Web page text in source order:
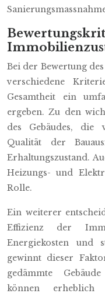
Bei der Bewertung
verschiedene
Gesamtheit ein
ergeben. Zu den
des Gebäudes, die
Qualität der
Erhaltungszustand.
Heizungs- und
Rolle.
Ein weiterer
Effizienz der
Energiekosten und
gewinnt dieser
gedämmte
können